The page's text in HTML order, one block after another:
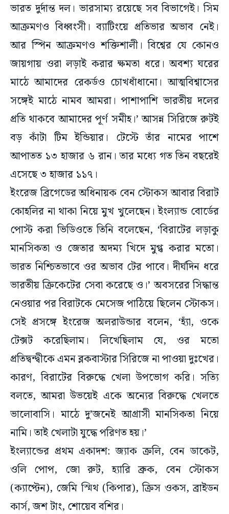
ভারত দুর্দান্ত দল। ভারসাম্য রয়েছে সব বিভাগেই। সিম
আক্রমণও বিধ্বংসী। ব্যাটিংয়ে প্রতিভার অভাব নেই।
আর স্পিন আক্রমণও শক্তিশালী। বিশ্বের যে কোনও
জায়গায় ওরা লড়াই করার ক্ষমতা ধরে। অবশ্য ঘরের
মাঠে আমাদের রেকর্ডও চোখধাঁধানো। আত্মবিশ্বাসের
সঙ্গেই মাঠে নামব আমরা। পাশাপাশি ভারতীয় দলের
প্রতি থাকবে আমাদের পূর্ণ সমীহ।’ আসন্ন সিরিজে রুটই
বড় কাঁটা টিম ইন্ডিয়ার। টেস্টে তাঁর নামের পাশে
আপাতত ১৩ হাজার ৬ রান। তার মধ্যে গত তিন বছরেই
এসেছে ৩ হাজার ১১৭।
ইংরেজ ব্রিগেডের অধিনায়ক বেন স্টোকস আবার বিরাট
কোহলির না থাকা নিয়ে মুখ খুলেছেন। ইংল্যান্ড বোর্ডের
পোস্ট করা ভিডিওতে তিনি বলেছেন, ‘বিরাটের লড়াকু
মানসিকতা ও জেতার অদম্য খিদে মুগ্ধ করার মতো।
ভারত নিশ্চিতভাবে ওর অভাব টের পাবে। দীর্ঘদিন ধরে
ভারতীয় ক্রিকেটের সেবা করেছে ও।’ অবসরের সিদ্ধান্ত
নেওয়ার পর বিরাটকে মেসেজ পাঠিয়ে ছিলেন স্টোকস।
সেই প্রসঙ্গে ইংরেজ অলরাউন্ডার বলেন, ‘হ্যাঁ, ওকে
টেক্সট করেছিলাম। লিখেছিলাম যে, ওর মতো
প্রতিদ্বন্দ্বীকে এমন ব্লকবাস্টার সিরিজে না পাওয়া দুঃখের।
কারণ, বিরাটের বিরুদ্ধে খেলা উপভোগ করি। সত্যি
বলতে, আমরা উভয়েই একে অন্যের বিরুদ্ধে খেলতে
ভালোবাসি। মাঠে দু’জনেই আগ্রাসী মানসিকতা নিয়ে
নামি। তাই খেলাটা যুদ্ধে পরিণত হয়।’
ইংল্যান্ডের প্রথম একাদশ: জ্যাক ক্রলি, বেন ডাকেট,
ওলি পোপ, জো রুট, হ্যারি ব্রুক, বেন স্টোকস
(ক্যাপ্টেন), জেমি স্মিথ (কিপার), ক্রিস ওকস, ব্রাইডন
কার্স, জশ টাং, শোয়েব বশির।